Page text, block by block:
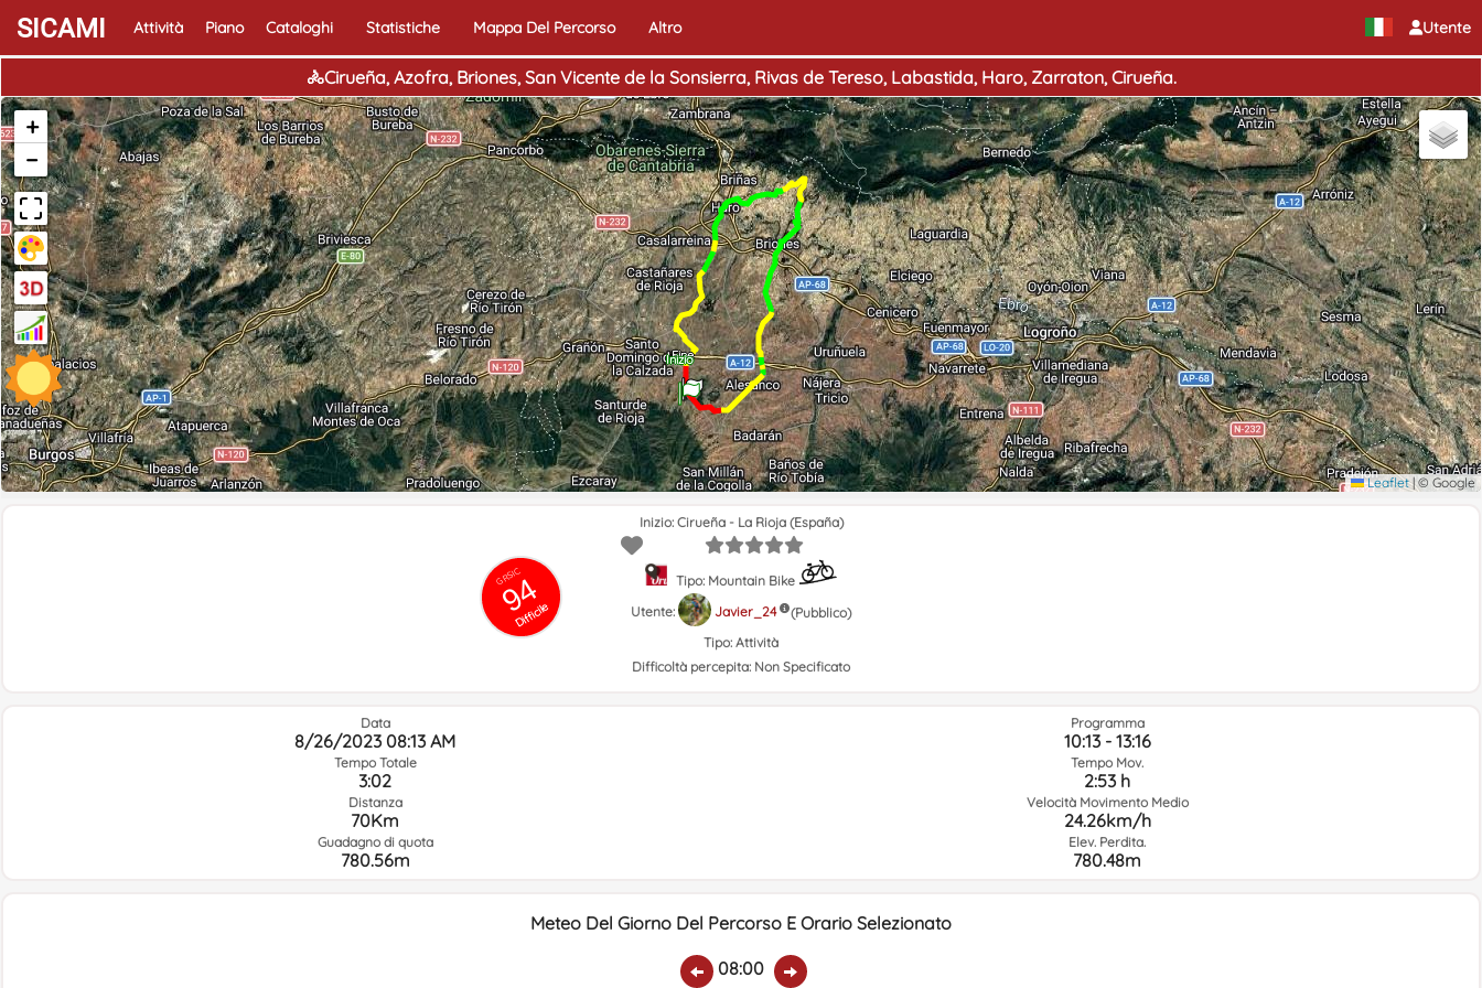
Utente
SICAMI Attività Piano Cataloghi Statistiche Mappa Del Percorso Altro
🚴Cirueña, Azofra, Briones, San Vicente de la Sonsierra, Rivas de Tereso, Labastida, Haro, Zarraton, Cirueña.
Inizio
Fine
+
−
Leaflet |© Google
GRSIC
94
Difficile
Inizio: Cirueña - La Rioja (España)
Tipo: Mountain Bike
Utente:
Javier_24
(Pubblico)
Tipo: Attività
Difficoltà percepita: Non Specificato
Data
8/26/2023 08:13 AM
Tempo Totale
3:02
Distanza
70Km
Guadagno di quota
780.56m
Programma
10:13 - 13:16
Tempo Mov.
2:53 h
Velocità Movimento Medio
24.26km/h
Elev. Perdita.
780.48m
Meteo Del Giorno Del Percorso E Orario Selezionato
08:00